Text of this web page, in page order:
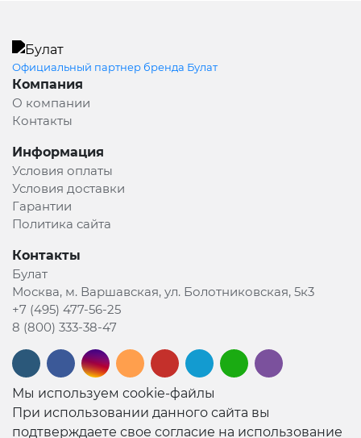
Официальный партнер бренда Булат
Компания
О компании
Контакты
Информация
Условия оплаты
Условия доставки
Гарантии
Политика сайта
Контакты
Булат
Москва, м. Варшавская, ул. Болотниковская, 5к3
+7 (495) 477-56-25
8 (800) 333-38-47
Мы используем cookie-файлы
При использовании данного сайта вы
подтверждаете свое согласие на использование